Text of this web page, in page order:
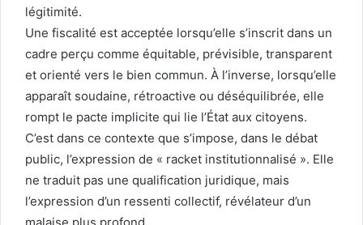
légitimité.
Une fiscalité est acceptée lorsqu’elle s’inscrit dans un
cadre perçu comme équitable, prévisible, transparent
et orienté vers le bien commun. À l’inverse, lorsqu’elle
apparaît soudaine, rétroactive ou déséquilibrée, elle
rompt le pacte implicite qui lie l’État aux citoyens.
C’est dans ce contexte que s’impose, dans le débat
public, l’expression de « racket institutionnalisé ». Elle
ne traduit pas une qualification juridique, mais
l’expression d’un ressenti collectif, révélateur d’un